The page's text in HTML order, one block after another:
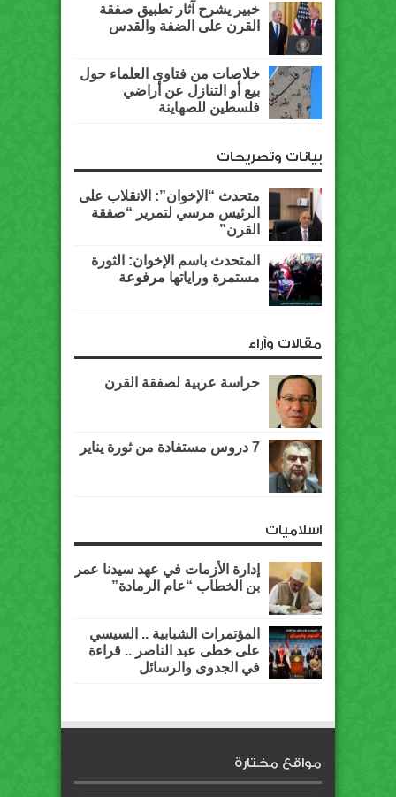
خبير يشرح آثار تطبيق صفقة
القرن على الضفة والقدس
خلاصات من فتاوى العلماء حول
بيع أو التنازل عن أراضي
فلسطين للصهاينة
بيانات وتصريحات
متحدث “الإخوان”: الانقلاب على
الرئيس مرسي لتمرير “صفقة
القرن”
المتحدث باسم الإخوان: الثورة
مستمرة وراياتها مرفوعة
مقالات وآراء
حراسة عربية لصفقة القرن
7 دروس مستفادة من ثورة يناير
اسلاميات
إدارة الأزمات في عهد سيدنا عمر
بن الخطاب “عام الرمادة”
المؤتمرات الشبابية .. السيسي
على خطى عبد الناصر .. قراءة
في الجدوى والرسائل
مواقع مختارة